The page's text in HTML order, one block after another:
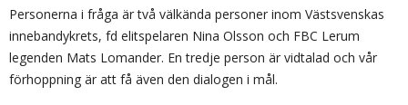
Personerna i fråga är två välkända personer inom Västsvenskas
innebandykrets, fd elitspelaren Nina Olsson och FBC Lerum
legenden Mats Lomander. En tredje person är vidtalad och vår
förhoppning är att få även den dialogen i mål.